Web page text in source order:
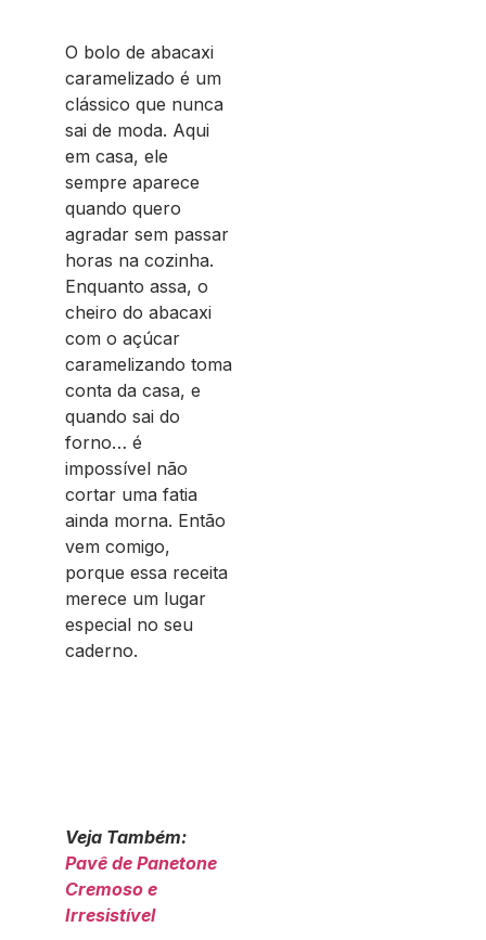
O bolo de abacaxi
caramelizado é um
clássico que nunca
sai de moda. Aqui
em casa, ele
sempre aparece
quando quero
agradar sem passar
horas na cozinha.
Enquanto assa, o
cheiro do abacaxi
com o açúcar
caramelizando toma
conta da casa, e
quando sai do
forno… é
impossível não
cortar uma fatia
ainda morna. Então
vem comigo,
porque essa receita
merece um lugar
especial no seu
caderno.
Veja Também:
Pavê de Panetone
Cremoso e
Irresistível